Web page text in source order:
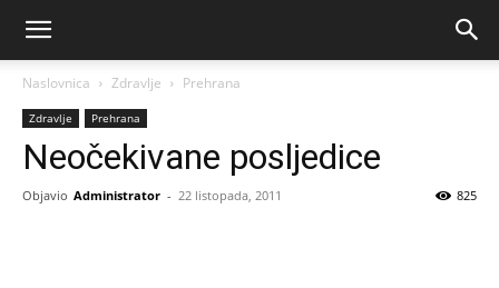
Naslovnica Zdravlje Prehrana
Zdravlje Prehrana
Neočekivane posljedice
Objavio Administrator - 22 listopada, 2011 825